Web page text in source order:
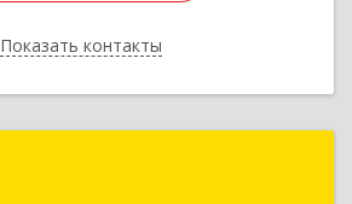
Показать контакты
Назад